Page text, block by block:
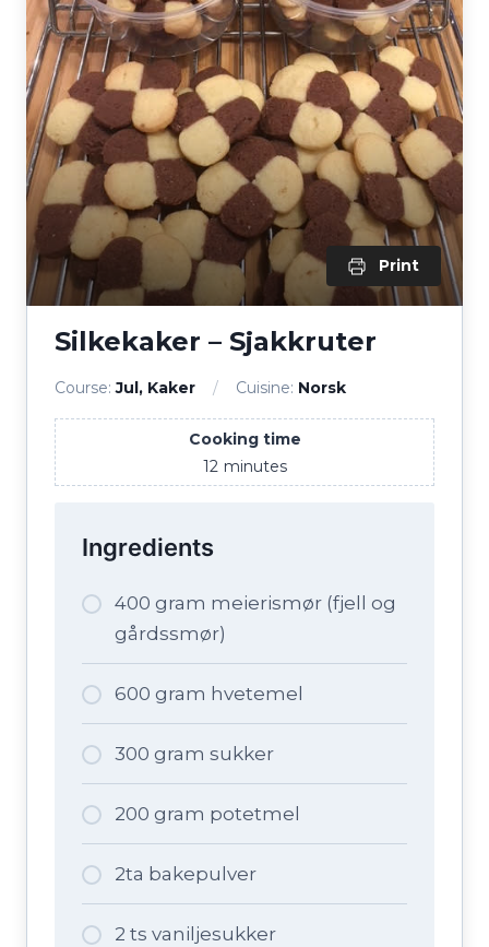
Print
Silkekaker – Sjakkruter
Course:Jul, Kaker Cuisine: Norsk
Cooking time
12 minutes
Ingredients
400 gram meierismør (fjell og
gårdssmør)
600 gram hvetemel
300 gram sukker
200 gram potetmel
2ta bakepulver
2 ts vaniljesukker